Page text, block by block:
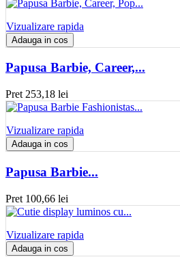
Vizualizare rapida
Adauga in cos
Papusa Barbie, Career,...
Pret 253,18 lei
Vizualizare rapida
Adauga in cos
Papusa Barbie...
Pret 100,66 lei
Vizualizare rapida
Adauga in cos